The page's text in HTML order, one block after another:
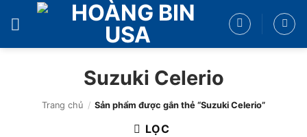
Suzuki Celerio
Trang chủ / Sản phẩm được gắn thẻ “Suzuki Celerio”
LỌC